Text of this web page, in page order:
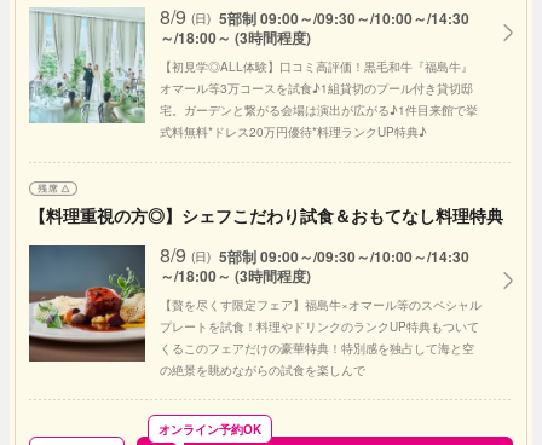
8/9 (日) 5部制 09:00～/09:30～/10:00～/14:30
～/18:00～ (3時間程度)
【初見学◎ALL体験】口コミ高評価！黒毛和牛『福島牛』
オマール等3万コースを試食♪1組貸切のプール付き貸切邸
宅。ガーデンと繋がる会場は演出が広がる♪1件目来館で挙
式料無料*ドレス20万円優待*料理ランクUP特典♪
【料理重視の方◎】シェフこだわり試食＆おもてなし料理特典
8/9 (日) 5部制 09:00～/09:30～/10:00～/14:30
～/18:00～ (3時間程度)
【贅を尽くす限定フェア】福島牛×オマール等のスペシャル
プレートを試食！料理やドリンクのランクUP特典もついて
くるこのフェアだけの豪華特典！特別感を独占して海と空
の絶景を眺めながらの試食を楽しんで
オンライン予約OK